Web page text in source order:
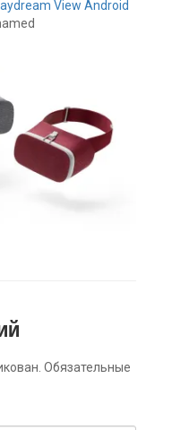
View Android
Обязательные